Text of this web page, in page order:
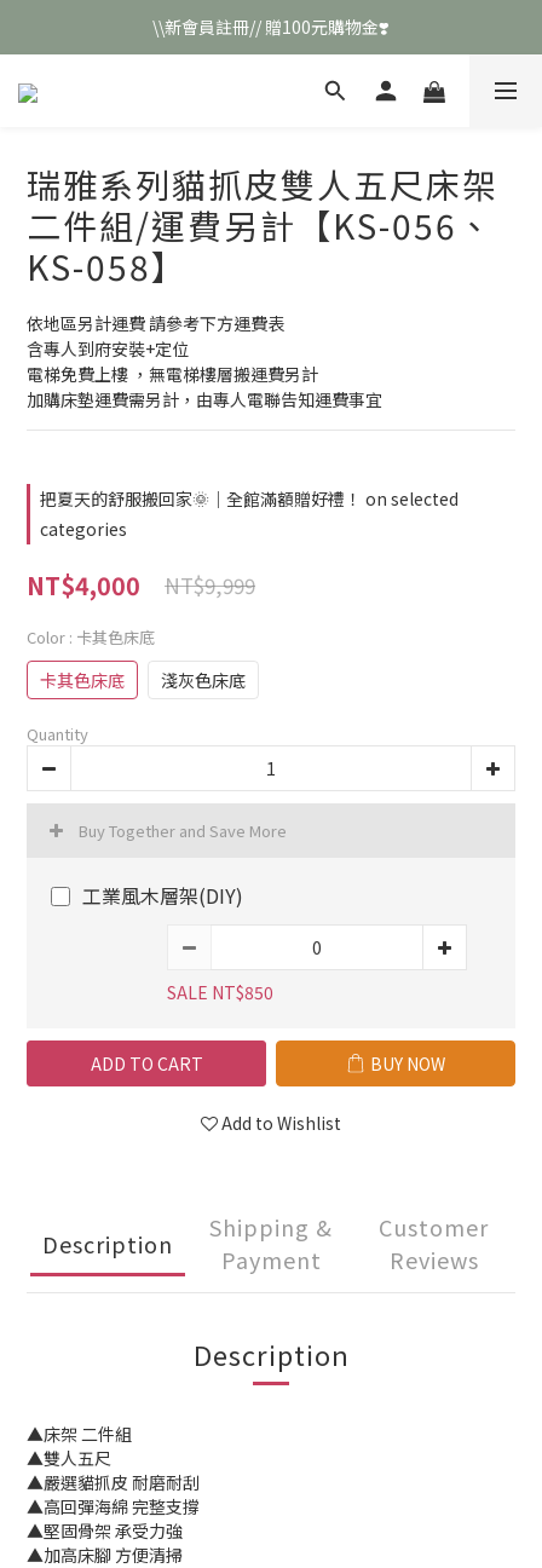
\\新會員註冊// 贈100元購物金❣️
\\新會員註冊// 贈100元購物金❣️
LINE好友招募\\ 回答數字 領取50元折扣碼 //
瑞雅系列貓抓皮雙人五尺床架
二件組/運費另計【KS-056、
KS-058】
依地區另計運費 請參考下方運費表
含專人到府安裝+定位
電梯免費上樓 ，無電梯樓層搬運費另計
加購床墊運費需另計，由專人電聯告知運費事宜
把夏天的舒服搬回家🌞｜全館滿額贈好禮！ on selected
categories
NT$4,000 NT$9,999
Color : 卡其色床底
卡其色床底 淺灰色床底
Quantity
Buy Together and Save More
工業風木層架(DIY)
SALE NT$850
ADD TO CART BUY NOW
Add to Wishlist
Description
Shipping &
Payment
Customer
Reviews
Description
▲床架 二件組
▲雙人五尺
▲嚴選貓抓皮 耐磨耐刮
▲高回彈海綿 完整支撐
▲堅固骨架 承受力強
▲加高床腳 方便清掃